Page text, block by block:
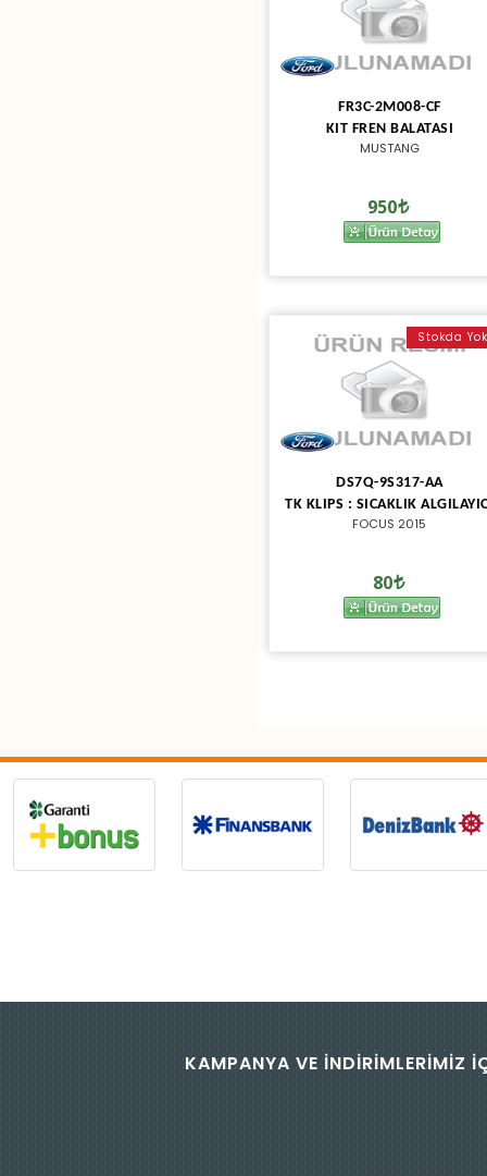
FR3C-2M008-CF
KIT FREN BALATASI
MUSTANG
950
Stokda Yok
DS7Q-9S317-AA
TK KLIPS : SICAKLIK
FOCUS 2015
80
KAMPANYA VE İNDİRİMLERİMİZ